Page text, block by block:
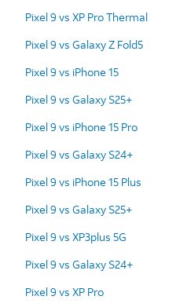
Pixel 9 vs XP Pro Thermal
Pixel 9 vs Galaxy Z Fold5
Pixel 9 vs iPhone 15
Pixel 9 vs Galaxy S25+
Pixel 9 vs iPhone 15 Pro
Pixel 9 vs Galaxy S24+
Pixel 9 vs iPhone 15 Plus
Pixel 9 vs Galaxy S25+
Pixel 9 vs XP3plus 5G
Pixel 9 vs Galaxy S24+
Pixel 9 vs XP Pro